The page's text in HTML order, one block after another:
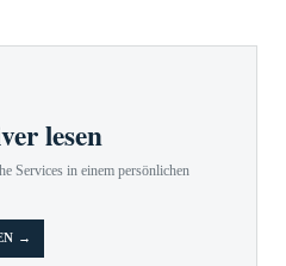
lesen
Services in einem persönlichen
→